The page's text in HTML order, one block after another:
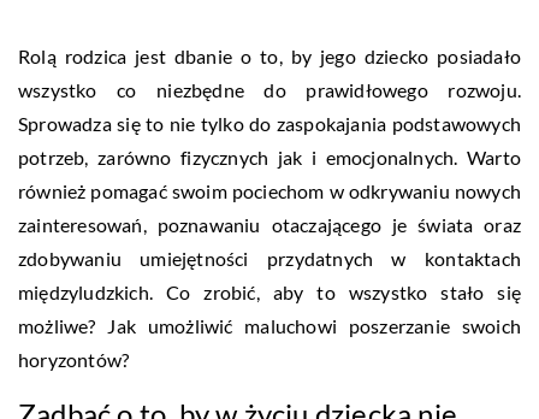
Rolą rodzica jest dbanie o to, by jego dziecko posiadało
wszystko co niezbędne do prawidłowego rozwoju.
Sprowadza się to nie tylko do zaspokajania podstawowych
potrzeb, zarówno fizycznych jak i emocjonalnych. Warto
również pomagać swoim pociechom w odkrywaniu nowych
zainteresowań, poznawaniu otaczającego je świata oraz
zdobywaniu umiejętności przydatnych w kontaktach
międzyludzkich. Co zrobić, aby to wszystko stało się
możliwe? Jak umożliwić maluchowi poszerzanie swoich
horyzontów?